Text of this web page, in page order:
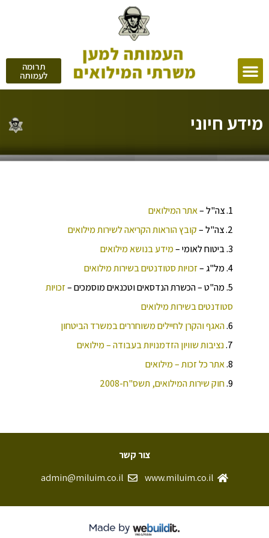
תרומה
לעמותה
מידע חיוני
1. צה"ל – אתר המילואים
2. צה"ל –
קובץ הוראות הקריאה לשירותמילואים
3. ביטוח לאומי –
מידע בנושאמילואים
4. מל"ג –
זכויות סטודנטים בשירותמילואים
5. מה"ט – הכשרת הנדסאים וטכנאים מוסמכים –
זכויות
סטודנטים בשירותמילואים
6. האגף והקרן לחיילים משוחררים במשרד הביטחון
7. נציבות שוויון הזדמנויות בעבודה –מילואים
8. אתר כל זכות –מילואים
9. חוק שירות המילואים, תשס"ח-2008
צור קשר
www.miluim.co.il
admin@miluim.co.il